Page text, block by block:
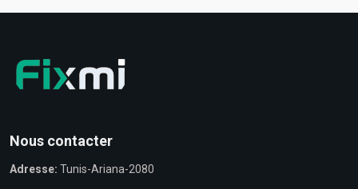
Nous contacter
Adresse: Tunis-Ariana-2080